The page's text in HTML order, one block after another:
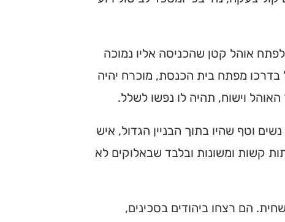
אוהל קטן שהכניסה אליו נמוכה
בדרכו מפתח בית הכנסת, מוכרח יהיה
וישוח, תהיה לו נפשו לשלל.
וטף שהיו בתוך הבניין הגדול, איש
קשות ומשונות ובלבד שבאלוקים לא
הם רצחו ביהודים בסכינים,